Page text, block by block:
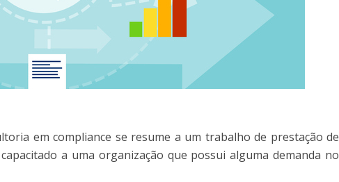
em compliance se resume a um trabalho de prestação de
a uma organização que possui alguma demanda no